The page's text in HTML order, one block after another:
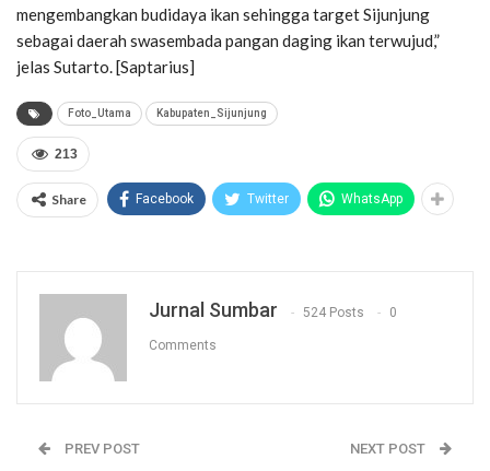
mengembangkan budidaya ikan sehingga target Sijunjung
sebagai daerah swasembada pangan daging ikan terwujud,”
jelas Sutarto. [Saptarius]
Foto_Utama Kabupaten_Sijunjung
213
Share Facebook Twitter WhatsApp
Jurnal Sumbar 524 Posts 0
Comments
PREV POST NEXT POST